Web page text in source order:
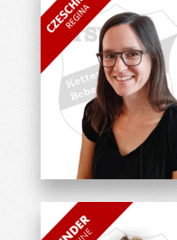
Regina Czeschner
Übungsleiterin